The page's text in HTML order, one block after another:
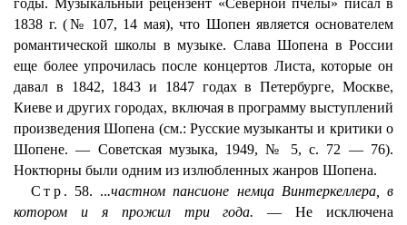
годы. Музыкальный рецензент «Северной пчелы» писал в
1838 г. (№ 107, 14 мая), что Шопен является основателем
романтической школы в музыке. Слава Шопена в России
еще более упрочилась после концертов Листа, которые он
давал в 1842, 1843 и 1847 годах в Петербурге, Москве,
Киеве и других городах, включая в программу выступлений
произведения Шопена (см.: Русские музыканты и критики о
Шопене. — Советская музыка, 1949, № 5, с. 72 — 76).
Ноктюрны были одним из излюбленных жанров Шопена.
Стр. 58. ...частном пансионе немца Винтеркеллера, в
котором и я прожил три года.— Не исключена